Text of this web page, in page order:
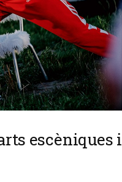
escèniques i